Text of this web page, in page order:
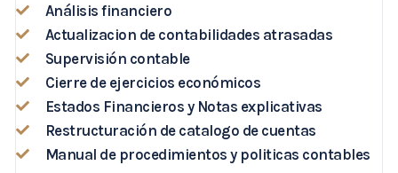
Análisis financiero
Actualizacion de contabilidades atrasadas
Supervisión contable
Cierre de ejercicios económicos
Estados Financieros y Notas explicativas
Restructuración de catalogo de cuentas
Manual de procedimientos y politicas contables